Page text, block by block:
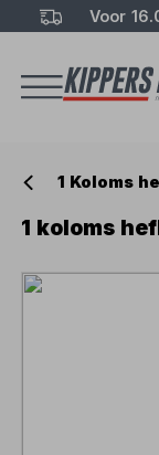
Voor
1 Koloms
1 koloms